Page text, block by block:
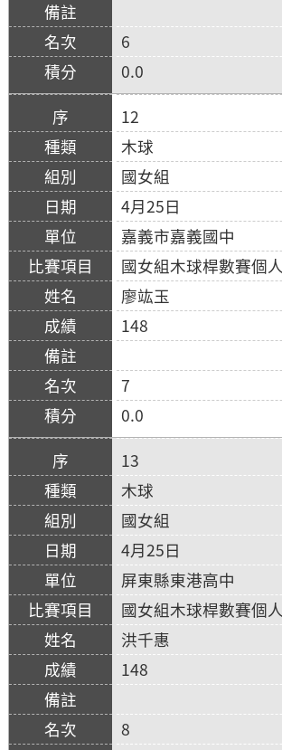
6
0.0
12
木球
國女組
4月25日
嘉義市嘉義國中
國女組木球桿數賽個人
廖竑玉
148
7
0.0
13
木球
國女組
4月25日
屏東縣東港高中
國女組木球桿數賽個人
洪千惠
148
8